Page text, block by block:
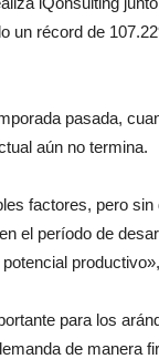
un récord de
pasada,
aún no termina.
factores, pero sin
el período de
para los
de manera